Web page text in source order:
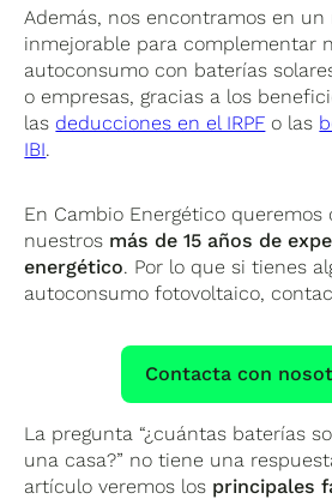
Además, nos encontramos en
inmejorable para complementar
autoconsumo con baterías
o empresas, gracias a los
las deducciones en el IRPF o las
IBI.
En Cambio Energético
nuestros más de 15 años de
energético. Por lo que si tienes
autoconsumo fotovoltaico,
Contacta con
La pregunta “¿cuántas baterías
una casa?” no tiene una
artículo veremos los principales